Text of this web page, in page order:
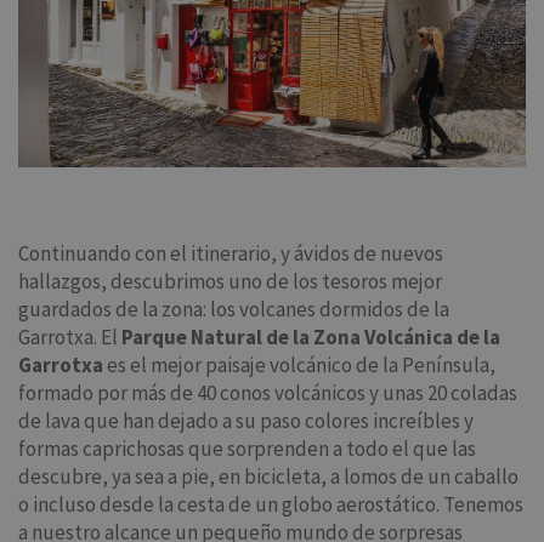
Continuando con el itinerario, y ávidos de nuevos
hallazgos, descubrimos uno de los tesoros mejor
guardados de la zona: los volcanes dormidos de la
Garrotxa. El Parque Natural de la Zona Volcánica de la
Garrotxa es el mejor paisaje volcánico de la Península,
formado por más de 40 conos volcánicos y unas 20 coladas
de lava que han dejado a su paso colores increíbles y
formas caprichosas que sorprenden a todo el que las
descubre, ya sea a pie, en bicicleta, a lomos de un caballo
o incluso desde la cesta de un globo aerostático. Tenemos
a nuestro alcance un pequeño mundo de sorpresas